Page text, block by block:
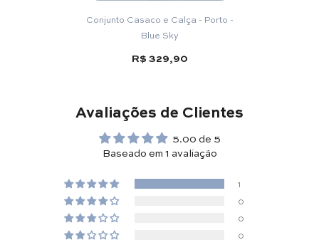
Conjunto Casaco e Calça - Porto -
Blue Sky
R$ 329,90
Avaliações de Clientes
5.00 de 5
Baseado em 1 avaliação
1
0
0
0